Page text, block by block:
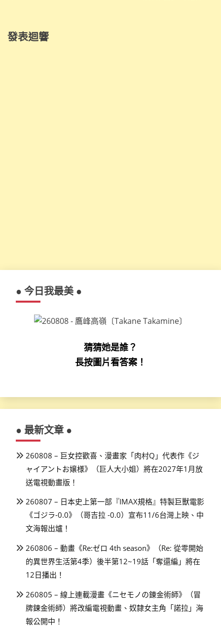
覽
發表迴響
● 今日我最美 ●
猜猜她是誰？
長按圖片看答案！
● 最新文章 ●
260808 – 巨女控歡喜、漫畫家「肉村Q」代表作《ジ
ャイアントお嬢様》（巨人大小姐）將在2027年1月放
送電視動畫版！
260807 – 日本史上第一部『IMAX規格』特製巨獸電影
《ゴジラ-0.0》（哥吉拉 -0.0）宣布11/6台灣上映、中
文海報出爐！
260806 – 動畫《Re:ゼロ 4th season》（Re: 從零開始
的異世界生活第4季）後半第12~19話「奪還編」將在
12日播出！
260805 – 線上連載漫畫《ニセモノの錬金術師》（冒
牌鍊金術師）將改編電視動畫、奴隸女主角「諾拉」海
報公開中！